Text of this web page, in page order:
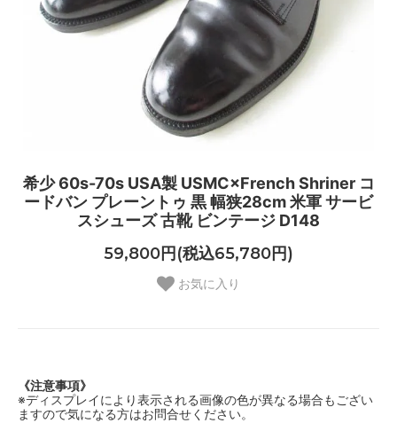
希少 60s-70s USA製 USMC×French Shriner コ
ードバン プレーントゥ 黒 幅狭28cm 米軍 サービ
スシューズ 古靴 ビンテージ D148
59,800円(税込65,780円)
お気に入り
《注意事項》
※ディスプレイにより表示される画像の色が異なる場合もござい
ますので気になる方はお問合せください。